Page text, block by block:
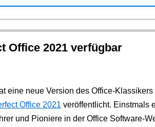
Office 2021 verfügbar
eine neue Version des Office-Klassikers
Office 2021 veröffentlicht. Einstmals
und Pioniere in der Office Software-